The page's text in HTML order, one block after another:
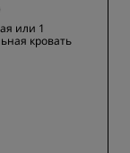
или 1
кровать